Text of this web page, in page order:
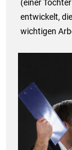
(einer
entwickelt,
wichtigen